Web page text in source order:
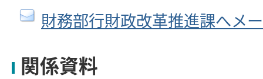
財務部行財政改革推進課へメ
関係資料